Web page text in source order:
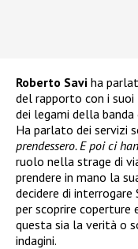
Roberto Savi ha
del rapporto con i
dei legami della
Ha parlato dei servizi
prendessero. E poi ci
ruolo nella strage di
prendere in mano la
decidere di
per scoprire coperture
questa sia la verità o
indagini.